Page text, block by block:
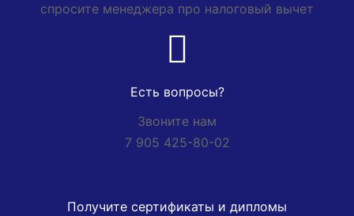
спросите менеджера про налоговый вычет
Есть вопросы?
Звоните нам
7 905 425-80-02
Получите сертификаты и дипломы